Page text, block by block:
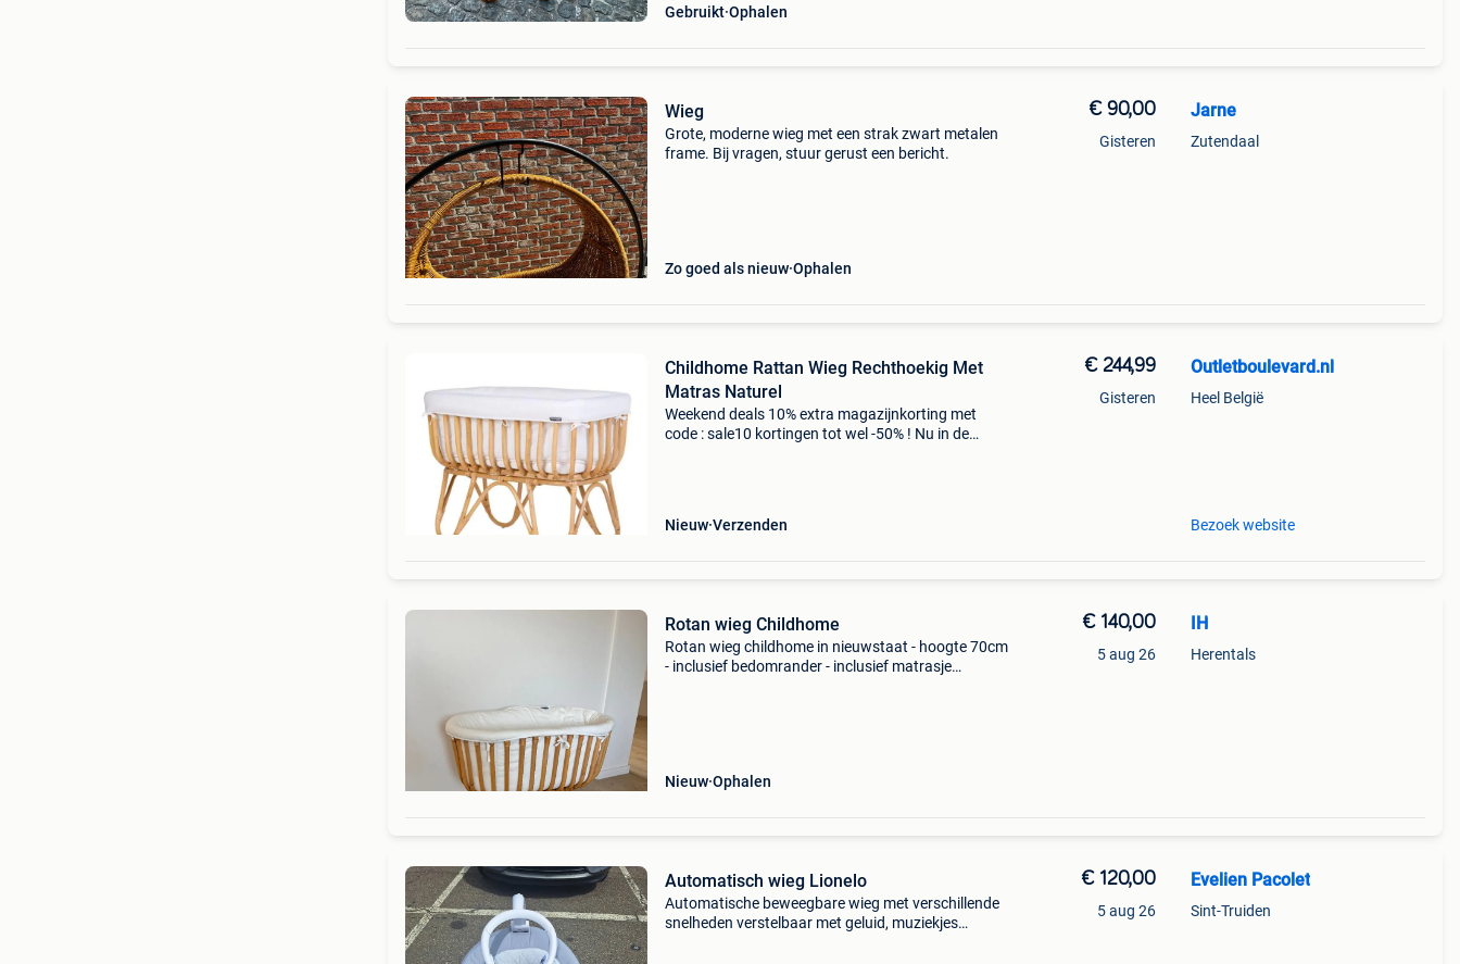
Gebruikt Ophalen
Wieg
Grote, moderne wieg met een strak zwart metalen
frame. Bij vragen, stuur gerust een bericht.
Zo goed als nieuw Ophalen
€ 90,00
Gisteren
Jarne
Zutendaal
Childhome Rattan Wieg Rechthoekig Met
Matras Naturel
Weekend deals 10% extra magazijnkorting met
code : sale10 kortingen tot wel -50% ! Nu in de
Nieuw Verzenden
€ 244,99
Gisteren
Outletboulevard.nl
Heel België
Bezoek website
Rotan wieg Childhome
Rotan wieg childhome in nieuwstaat - hoogte 70cm
- inclusief bedomrander - inclusief matrasje
Nieuw Ophalen
€ 140,00
5 aug 26
IH
Herentals
Automatisch wieg Lionelo
Automatische beweegbare wieg met verschillende
snelheden verstelbaar met geluid, muziekjes
€ 120,00
5 aug 26
Evelien Pacolet
Sint-Truiden